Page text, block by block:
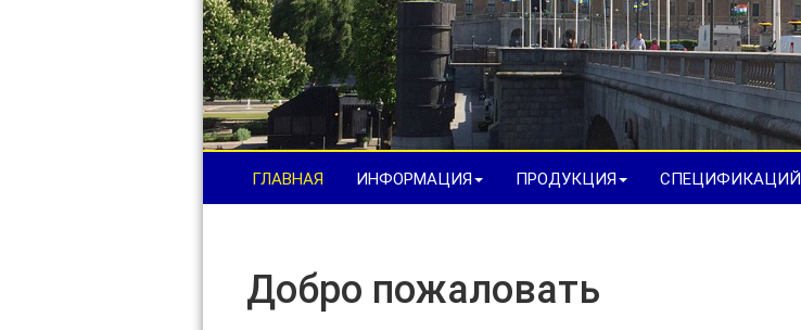
ГЛАВНАЯ ИНФОРМАЦИЯ ПРОДУКЦИЯ CПЕЦИФИКАЦИЙ
Добро пожаловать